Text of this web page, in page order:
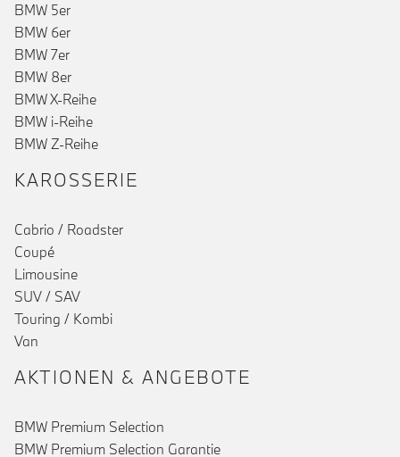
BMW 5er
BMW 6er
BMW 7er
BMW 8er
BMW X-Reihe
BMW i-Reihe
BMW Z-Reihe()
KAROSSERIE
Cabrio / Roadster
Coupé
Limousine
SUV / SAV
Touring / Kombi
Van
AKTIONEN & ANGEBOTE
BMW Premium Selection
BMW Premium Selection Garantie